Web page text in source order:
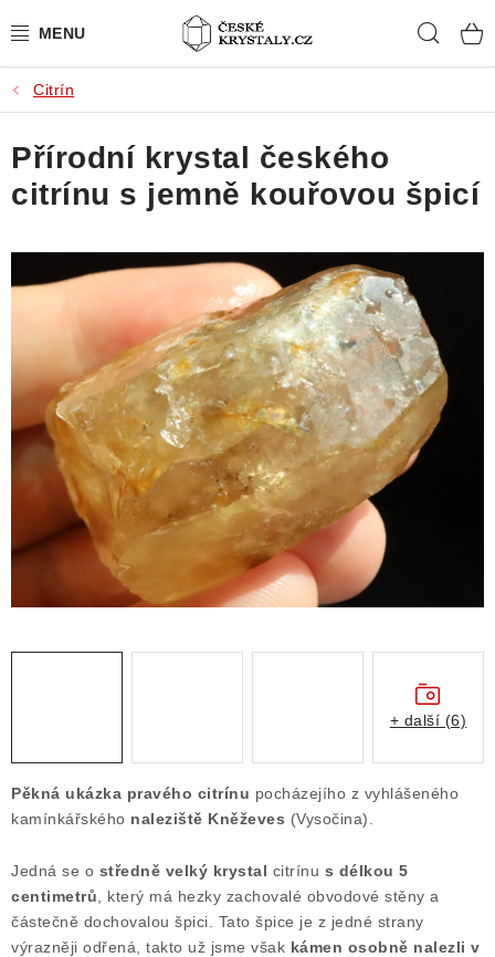
na
PŘÍRODNÍ KAMENY
BROUŠENÉ KAMENY
MISTROVSKÉ KRYSTALY
ŠPERKY S KAMENY
VIDEOGALERIE
KONTAKT
Obchodní podmínky
Podmínky ochrany osobních údajů
Poučení o právu na odstoupení od smlouvy
Puncovní značky
Výkup minerálů a drahých kamenů
Kontakt
Citrín
Pěkná ukázka pravého citrínu pocházejího z vyhlášeného
kamínkářského naleziště Kněževes (Vysočina).
Jedná se o středně velký krystal citrínu s délkou 5
centimetrů , který má hezky zachovalé obvodové stěny a
částečně dochovalou špici. Tato špice je z jedné strany
výrazněji odřená, takto už jsme však kámen osobně nalezli v
Přírodní krystal českého
citrínu s jemně kouřovou špicí
+ další (6)